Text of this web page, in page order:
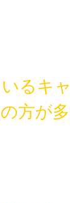
るキ
方が